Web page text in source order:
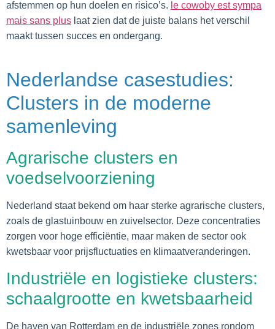
afstemmen op hun doelen en risico’s. le cowoby est sympa
mais sans plus laat zien dat de juiste balans het verschil
maakt tussen succes en ondergang.
Nederlandse casestudies:
Clusters in de moderne
samenleving
Agrarische clusters en
voedselvoorziening
Nederland staat bekend om haar sterke agrarische clusters,
zoals de glastuinbouw en zuivelsector. Deze concentraties
zorgen voor hoge efficiëntie, maar maken de sector ook
kwetsbaar voor prijsfluctuaties en klimaatveranderingen.
Industriële en logistieke clusters:
schaalgrootte en kwetsbaarheid
De haven van Rotterdam en de industriële zones rondom